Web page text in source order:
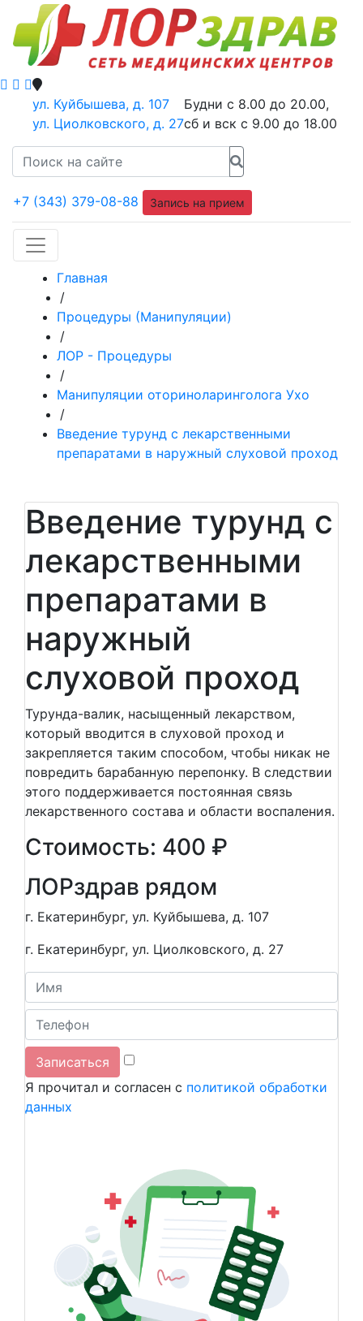
ул. Куйбышева, д. 107
ул. Циолковского, д. 27
Будни с 8.00 до 20.00,
сб и вск с 9.00 до 18.00
+7 (343) 379-08-88 Запись на прием
Главная
/
Процедуры (Манипуляции)
/
ЛОР - Процедуры
/
Манипуляции оториноларинголога Ухо
/
Введение турунд с лекарственными
препаратами в наружный слуховой проход
Введение турунд с
лекарственными
препаратами в
наружный
слуховой проход
Турунда-валик, насыщенный лекарством,
который вводится в слуховой проход и
закрепляется таким способом, чтобы никак не
повредить барабанную перепонку. В следствии
этого поддерживается постоянная связь
лекарственного состава и области воспаления.
Стоимость: 400 ₽
ЛОРздрав рядом
г. Екатеринбург, ул. Куйбышева, д. 107
г. Екатеринбург, ул. Циолковского, д. 27
Я прочитал и согласен с политикой обработки
данных